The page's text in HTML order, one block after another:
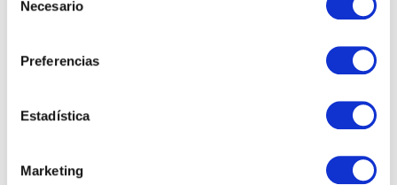
Necesario
Preferencias
Estadística
Marketing